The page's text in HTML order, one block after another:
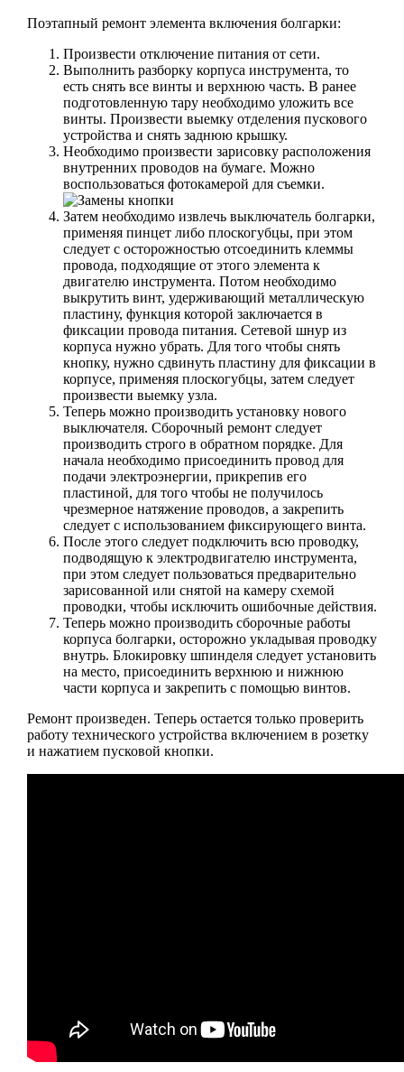
Поэтапный ремонт элемента включения болгарки:
Произвести отключение питания от сети.
Выполнить разборку корпуса инструмента, то
есть снять все винты и верхнюю часть. В ранее
подготовленную тару необходимо уложить все
винты. Произвести выемку отделения пускового
устройства и снять заднюю крышку.
Необходимо произвести зарисовку расположения
внутренних проводов на бумаге. Можно
воспользоваться фотокамерой для съемки.
Затем необходимо извлечь выключатель болгарки,
применяя пинцет либо плоскогубцы, при этом
следует с осторожностью отсоединить клеммы
провода, подходящие от этого элемента к
двигателю инструмента. Потом необходимо
выкрутить винт, удерживающий металлическую
пластину, функция которой заключается в
фиксации провода питания. Сетевой шнур из
корпуса нужно убрать. Для того чтобы снять
кнопку, нужно сдвинуть пластину для фиксации в
корпусе, применяя плоскогубцы, затем следует
произвести выемку узла.
Теперь можно производить установку нового
выключателя. Сборочный ремонт следует
производить строго в обратном порядке. Для
начала необходимо присоединить провод для
подачи электроэнергии, прикрепив его
пластиной, для того чтобы не получилось
чрезмерное натяжение проводов, а закрепить
следует с использованием фиксирующего винта.
После этого следует подключить всю проводку,
подводящую к электродвигателю инструмента,
при этом следует пользоваться предварительно
зарисованной или снятой на камеру схемой
проводки, чтобы исключить ошибочные действия.
Теперь можно производить сборочные работы
корпуса болгарки, осторожно укладывая проводку
внутрь. Блокировку шпинделя следует установить
на место, присоединить верхнюю и нижнюю
части корпуса и закрепить с помощью винтов.
Ремонт произведен. Теперь остается только проверить
работу технического устройства включением в розетку
и нажатием пусковой кнопки.